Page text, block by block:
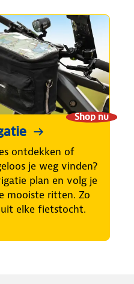
Shop nu
ontdekken of
je weg vinden?
plan en volg je
mooiste ritten. Zo
elke fietstocht.